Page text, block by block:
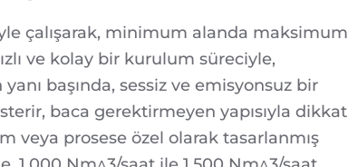
çalışarak, minimum alanda maksimum
ve kolay bir kurulum süreciyle,
başında, sessiz ve emisyonsuz bir
baca gerektirmeyen yapısıyla dikkat
veya prosese özel olarak tasarlanmış